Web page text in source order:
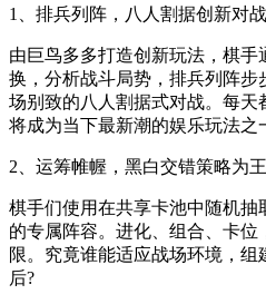
1、排兵列阵，八人割据创新对战
由巨鸟多多打造创新玩法，棋
换，分析战斗局势，排兵列阵
场别致的八人割据式对战。每天
将成为当下最新潮的娱乐玩法之
2、运筹帷幄，黑白交错策略为王
棋手们使用在共享卡池中随机抽
的专属阵容。进化、组合、卡
限。究竟谁能适应战场环境，组
后?